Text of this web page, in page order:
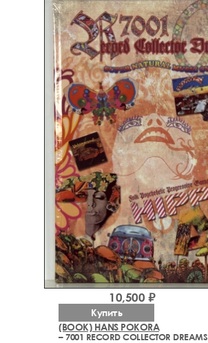
(BOOK) HANS POKORA
– 7001 RECORD COLLECTOR DREAMS
10,500 ₽
Купить